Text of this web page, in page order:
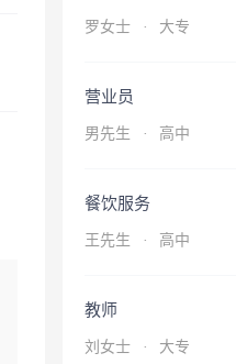
罗女士 · 大专
营业员
男先生 · 高中
餐饮服务
王先生 · 高中
教师
刘女士 · 大专